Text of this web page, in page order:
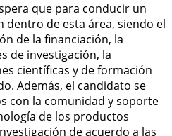
que para conducir un
dentro de esta área, siendo el
de la financiación, la
de investigación, la
científicas y de formación
Además, el candidato se
con la comunidad y soporte
de los productos
de acuerdo a las